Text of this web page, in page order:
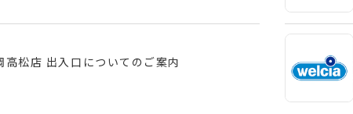
高松店 出入口についてのご案内